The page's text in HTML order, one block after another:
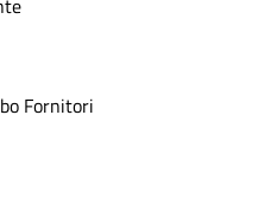
Fornitori